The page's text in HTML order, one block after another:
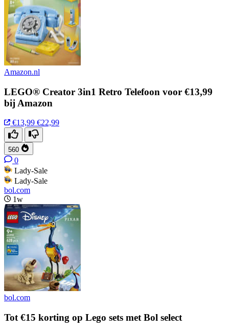
Amazon.nl
LEGO® Creator 3in1 Retro Telefoon voor €13,99
bij Amazon
€13,99 €22,99
560
0
Lady-Sale
Lady-Sale
bol.com
1w
bol.com
Tot €15 korting op Lego sets met Bol select